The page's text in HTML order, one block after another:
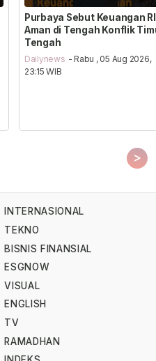
Purbaya Sebut Keuangan RI
Aman di Tengah Konflik
Tengah
Dailynews - Rabu , 05 Aug 2026,
23:15 WIB
>
INTERNASIONAL
TEKNO
BISNIS FINANSIAL
ESGNOW
VISUAL
ENGLISH
TV
RAMADHAN